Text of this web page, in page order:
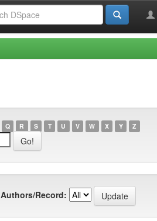
Q R S T U V W X Y Z
Authors/Record: